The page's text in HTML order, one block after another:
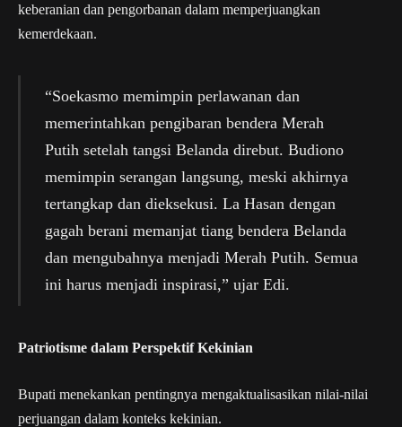
keberanian dan pengorbanan dalam memperjuangkan
kemerdekaan.
“Soekasmo memimpin perlawanan dan
memerintahkan pengibaran bendera Merah
Putih setelah tangsi Belanda direbut. Budiono
memimpin serangan langsung, meski akhirnya
tertangkap dan dieksekusi. La Hasan dengan
gagah berani memanjat tiang bendera Belanda
dan mengubahnya menjadi Merah Putih. Semua
ini harus menjadi inspirasi,” ujar Edi.
Patriotisme dalam Perspektif Kekinian
Bupati menekankan pentingnya mengaktualisasikan nilai-nilai
perjuangan dalam konteks kekinian.